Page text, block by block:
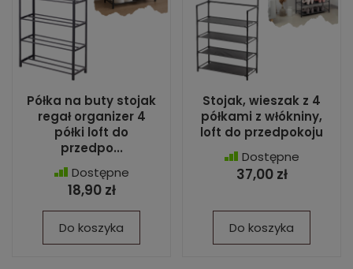
Półka na buty stojak
regał organizer 4
półki loft do
przedpo...
Dostępne
18,90 zł
Do koszyka
Stojak, wieszak z 4
półkami z włókniny,
loft do przedpokoju
Dostępne
37,00 zł
Do koszyka